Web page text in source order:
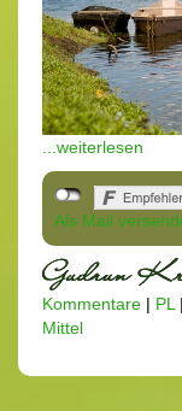
...weiterlesen
Als Mail
Kommentare | PL|
Mittel